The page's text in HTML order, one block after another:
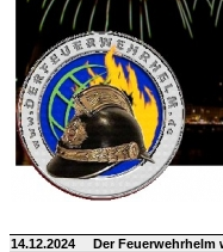
14.12.2024 Der